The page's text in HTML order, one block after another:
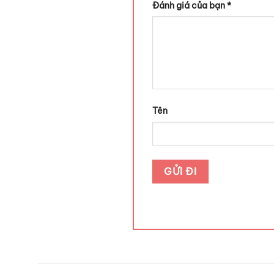
Đánh giá của bạn*
Tên